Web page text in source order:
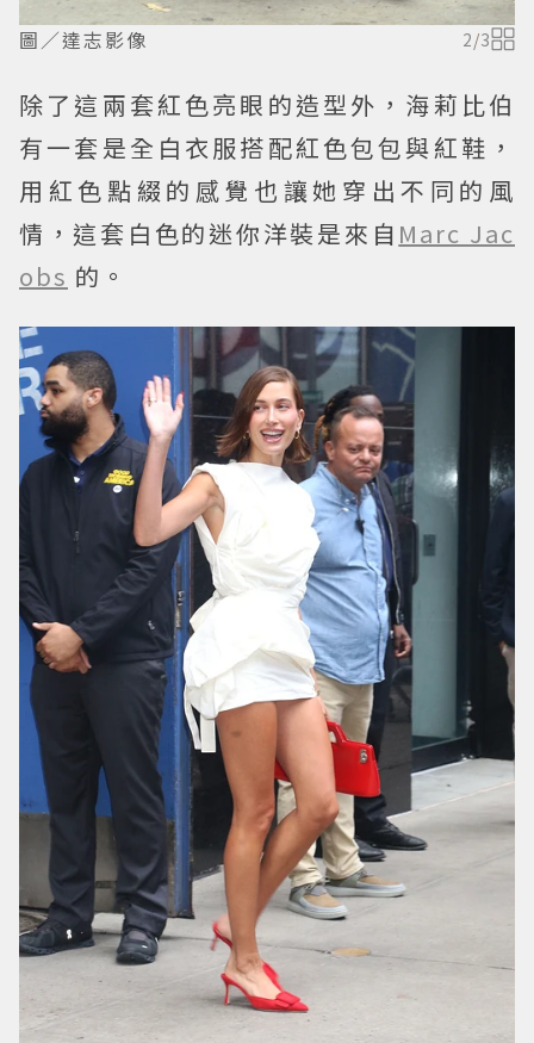
圖／達志影像 2/3
除了這兩套紅色亮眼的造型外，海莉比伯
有一套是全白衣服搭配紅色包包與紅鞋，
用紅色點綴的感覺也讓她穿出不同的風
情，這套白色的迷你洋裝是來自 Marc Jac
obs 的。